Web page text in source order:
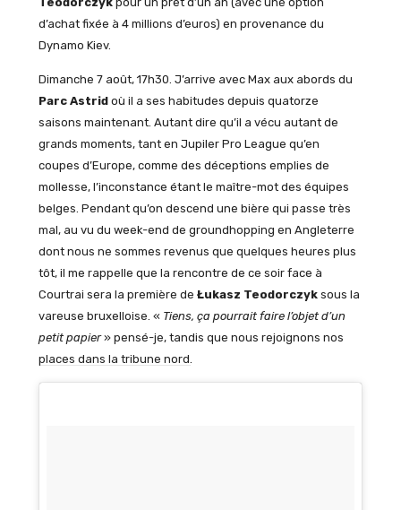
d’achat fixée à 4 millions d’euros) en provenance du
Dynamo Kiev.
Dimanche 7 août, 17h30. J’arrive avec Max aux abords du
Parc Astridoù il a ses habitudes depuis quatorze
saisons maintenant. Autant dire qu’il a vécu autant de
grands moments, tant en Jupiler Pro League qu’en
coupes d’Europe, comme des déceptions emplies de
mollesse, l’inconstance étant le maître-mot des équipes
belges. Pendant qu’on descend une bière qui passe très
mal, au vu du week-end de groundhopping en Angleterre
dont nous ne sommes revenus que quelques heures plus
tôt, il me rappelle que la rencontre de ce soir face à
Courtrai sera la première de Łukasz Teodorczyksous la
vareuse bruxelloise. « Tiens, ça pourrait faire l’objet d’un
petit papier» pensé-je, tandis que nous rejoignons nos
places dans la tribune nord.